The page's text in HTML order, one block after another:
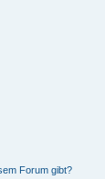
Forum gibt?